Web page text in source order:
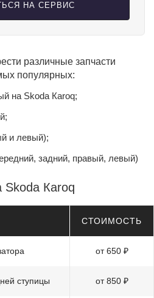
НА СЕРВИС
различные запчасти
популярных:
на Skoda Кaroq;
и левый);
задний, правый, левый)
Skoda Кaroq
СТОИМОСТЬ
от 650 ₽
ступицы от 850 ₽